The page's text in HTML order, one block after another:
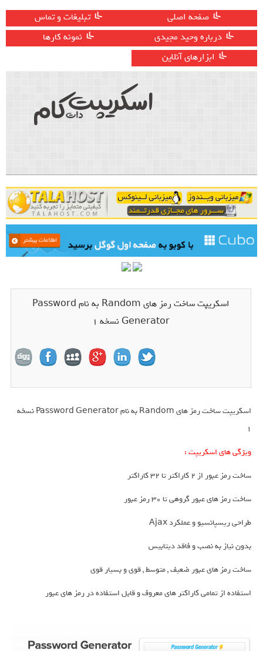
صفحه اصلی
تبلیغات و تماس
درباره وحید مجیدی
نمونه کارها
ابزارهای آنلاین
اسکریپت ساخت رمز های Random به نام Password
Generator نسخه ۱
اسکریپت ساخت رمز های Random به نام Password Generator نسخه
۱
ویژگی های اسکریپت :‌
ساخت رمز عبور از 2 کاراکتر تا 32 کاراکتر
ساخت رمز های عبور گروهی تا 30 رمز عبور
طراحی ریسپانسیو و عملکرد Ajax
بدون نیاز به نصب و فاقد دیتابیس
ساخت رمز های عبور ضعیف , متوسط , قوی و بسیار قوی
استفاده از تمامی کاراکتر های معروف و قابل استفاده در رمز های عبور